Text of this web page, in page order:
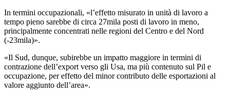
In termini occupazionali, «l’effetto misurato in unità di lavoro a
tempo pieno sarebbe di circa 27mila posti di lavoro in meno,
principalmente concentrati nelle regioni del Centro e del Nord
(-23mila)».
«Il Sud, dunque, subirebbe un impatto maggiore in termini di
contrazione dell’export verso gli Usa, ma più contenuto sul Pil e
occupazione, per effetto del minor contributo delle esportazioni al
valore aggiunto dell’area».